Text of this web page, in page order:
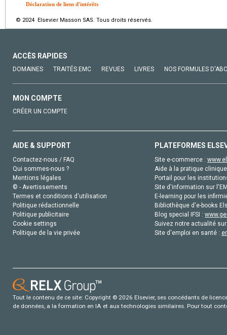
Déclaration de liens d'intérêts
© 2024 Elsevier Masson SAS. Tous droits réservés.
ACCÈS RAPIDES
DOMAINES TRAITÉS EMC REVUES LIVRES NOS FORMULES
MON COMPTE
CRÉER UN COMPTE
AIDE & SUPPORT
Contactez-nous / FAQ
Qui sommes-nous ?
Mentions légales
© - Avertissements
Termes et conditions d'utilisation
Politique rédactionnelle
Politique publicitaire
Cookie settings
Politique de la vie privée
PLATEFORMES
Site e-commerce :
Aide à la pratique
Portail pour les
Site d'information sur
E-learning pour les
Bibliothèque d'e-books
Blog special IFSI :
Suivez notre actualité
Site d'emploi en santé :
Tout le contenu de ce site: Copyright © 2026 Elsevier, ses concédants de
de données, a la formation en IA et aux technologies similaires. Pour tout